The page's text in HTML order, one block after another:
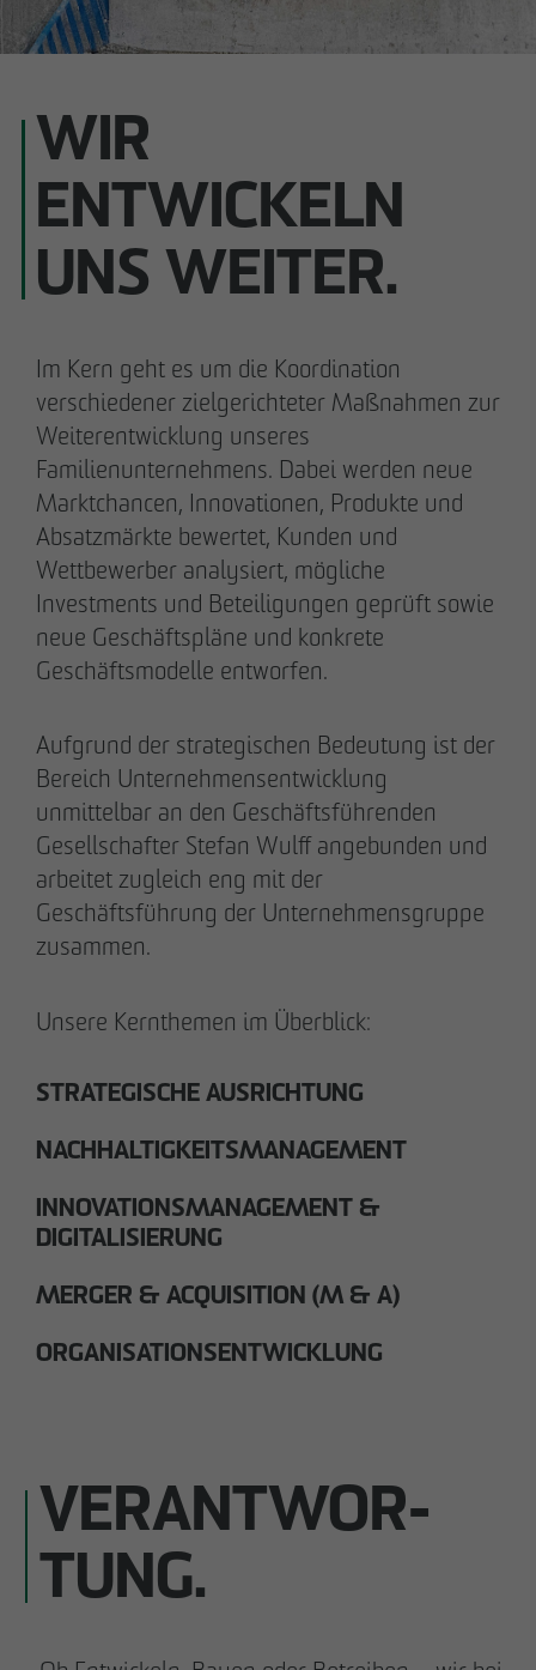
Carsten Henzel Andreas Fehervari
Meike Widderich
Prokuristin
Ilka Thomsen Philipp Pellio
Tim Obermann
Prokurist
WIR
ENTWICKELN
UNS WEITER.
Im Kern geht es um die Koordination
verschiedener zielgerichteter Maßnahmen zur
Weiterentwicklung unseres
Familienunternehmens. Dabei werden neue
Marktchancen, Innovationen, Produkte und
Absatzmärkte bewertet, Kunden und
Wettbewerber analysiert, mögliche
Investments und Beteiligungen geprüft sowie
neue Geschäftspläne und konkrete
Geschäftsmodelle entworfen.
Aufgrund der strategischen Bedeutung ist der
Bereich Unternehmensentwicklung
unmittelbar an den Geschäftsführenden
Gesellschafter Stefan Wulff angebunden und
arbeitet zugleich eng mit der
Geschäftsführung der Unternehmensgruppe
zusammen.
Unsere Kernthemen im Überblick:
STRATEGISCHE AUSRICHTUNG
NACHHALTIGKEITSMANAGEMENT
INNOVATIONSMANAGEMENT &
DIGITALISIERUNG
MERGER & ACQUISITION (M & A)
ORGANISATIONSENTWICKLUNG
VERANTWOR­
TUNG.